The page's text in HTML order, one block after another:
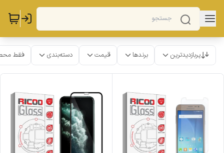
پربازدیدترین برندها قیمت دسته‌بندی فقط